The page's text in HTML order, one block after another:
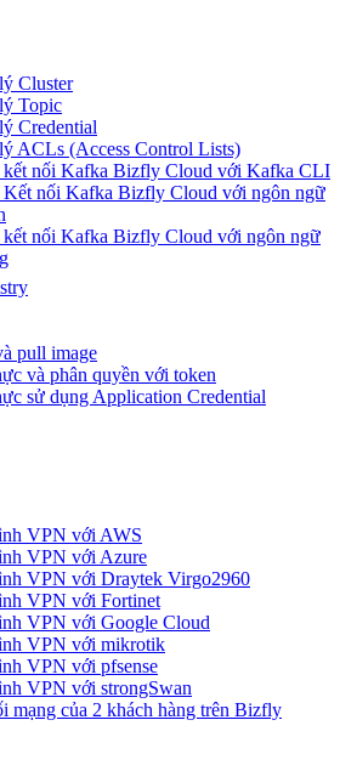
Cluster
Topic
Credential
ACLs (Access Control Lists)
kết nối Kafka Bizfly Cloud với Kafka CLI
Kết nối Kafka Bizfly Cloud với ngôn ngữ
kết nối Kafka Bizfly Cloud với ngôn ngữ
pull image
và phân quyền với token
sử dụng Application Credential
VPN với AWS
VPN với Azure
VPN với Draytek Virgo2960
VPN với Fortinet
VPN với Google Cloud
VPN với mikrotik
VPN với pfsense
VPN với strongSwan
mạng của 2 khách hàng trên Bizfly